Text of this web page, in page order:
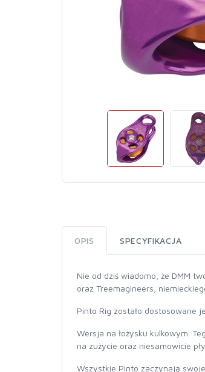
OPIS SPECYFIKACJA
Nie od dziś wiadomo, że DMM
oraz Treemagineers,
Pinto Rig zostało dostosowane
Wersja na łożysku kulkowym.
na zużycie oraz niesamowicie
Wszystkie Pinto zaczynają